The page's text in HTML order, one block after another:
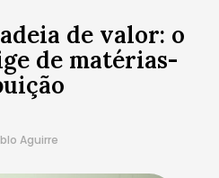
de valor: o
de matérias-
Aguirre